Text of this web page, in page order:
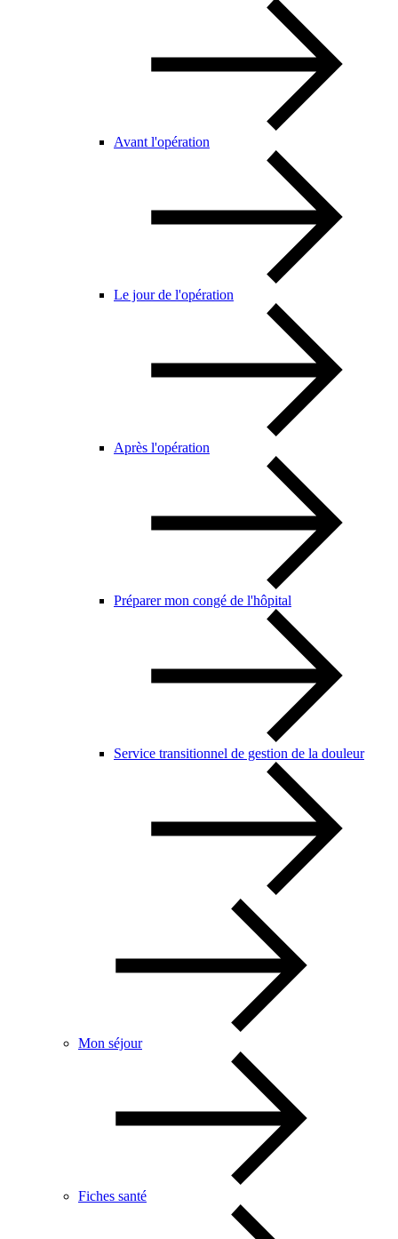
Avant l'opération
Le jour de l'opération
Après l'opération
Préparer mon congé de l'hôpital
Service transitionnel de gestion de la douleur
Mon séjour
Fiches santé